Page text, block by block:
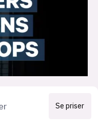
Se priser